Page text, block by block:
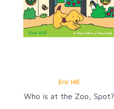
Eric Hill
Who is at the Zoo, Spot?